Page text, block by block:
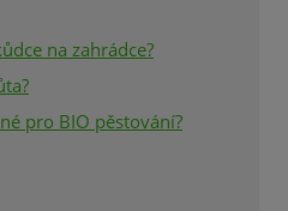
na zahrádce?
pro BIO pěstování?